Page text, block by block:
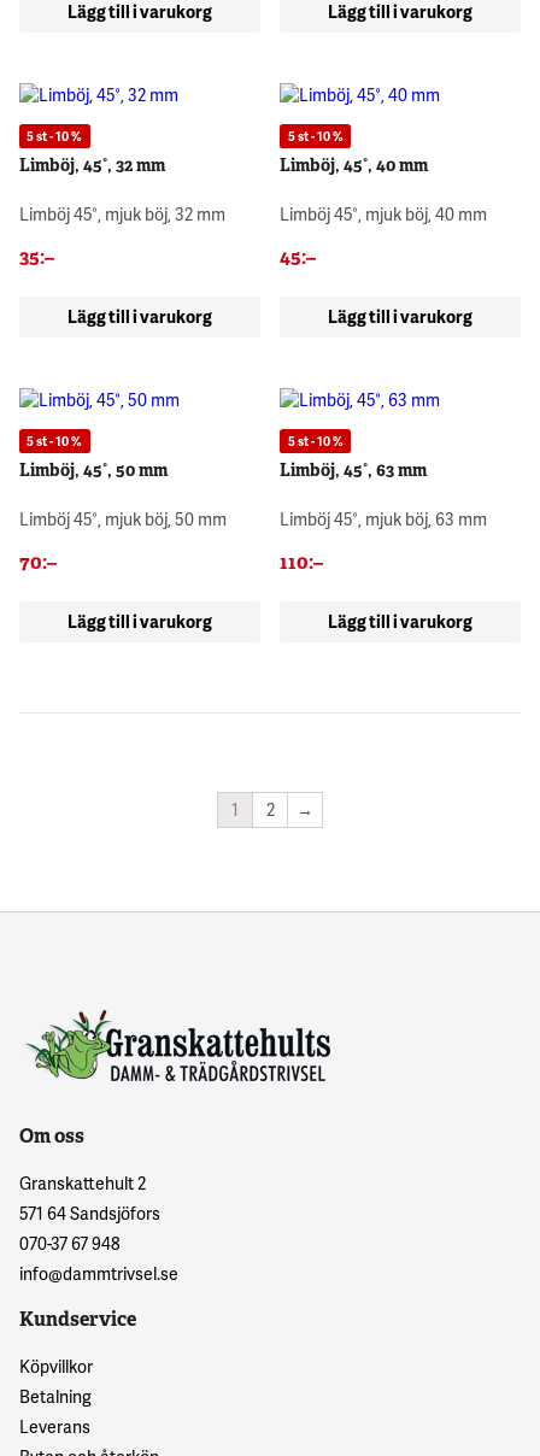
Lägg till i varukorg Lägg till i varukorg
5 st - 10 %
Limböj, 45°, 32 mm
Limböj 45°, mjuk böj, 32 mm
35:–
Lägg till i varukorg
5 st - 10 %
Limböj, 45°, 40 mm
Limböj 45°, mjuk böj, 40 mm
45:–
Lägg till i varukorg
5 st - 10 %
Limböj, 45°, 50 mm
Limböj 45°, mjuk böj, 50 mm
70:–
Lägg till i varukorg
5 st - 10 %
Limböj, 45°, 63 mm
Limböj 45°, mjuk böj, 63 mm
110:–
Lägg till i varukorg
1 2 →
Om oss
Granskattehult 2
571 64 Sandsjöfors
070-37 67 948
info@dammtrivsel.se
Kundservice
Köpvillkor
Betalning
Leverans